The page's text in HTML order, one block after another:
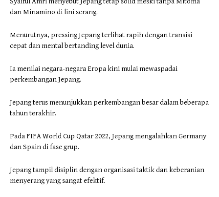
dan Minamino di lini serang.
Menurutnya, pressing Jepang terlihat rapih dengan transisi
cepat dan mental bertanding level dunia.
Ia menilai negara-negara Eropa kini mulai mewaspadai
perkembangan Jepang.
Jepang terus menunjukkan perkembangan besar dalam beberapa
tahun terakhir.
Pada FIFA World Cup Qatar 2022, Jepang mengalahkan Germany
dan Spain di fase grup.
Jepang tampil disiplin dengan organisasi taktik dan keberanian
menyerang yang sangat efektif.